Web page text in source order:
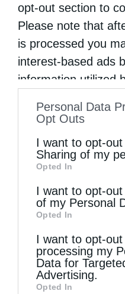
opt-out section to
Please note that
is processed you
interest-based ads
information utilized
to your opt-out.
information by third
of downstream
information may
third parties on the
Downstream
disclose it to other
Personal Data
Opt Outs
I want to opt-
Sharing of my
Opted In
I want to opt-
of my Personal
Opted In
I want to opt-
processing my
Data for
Advertising.
Opted In
Τελευταία άρθρα
Μεταμορφώσεως